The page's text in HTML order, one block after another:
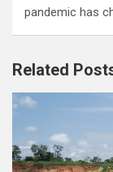
pandemic has
Related